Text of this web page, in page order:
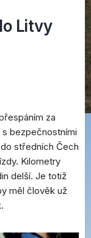
Litvy
za
s bezpečnostními
středních Čech
Kilometry
delší. Je totiž
měl člověk už